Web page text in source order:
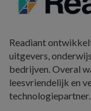
Readiant
uitgevers,
bedrijven. Overal
leesvriendelijk en
technologiepartner.